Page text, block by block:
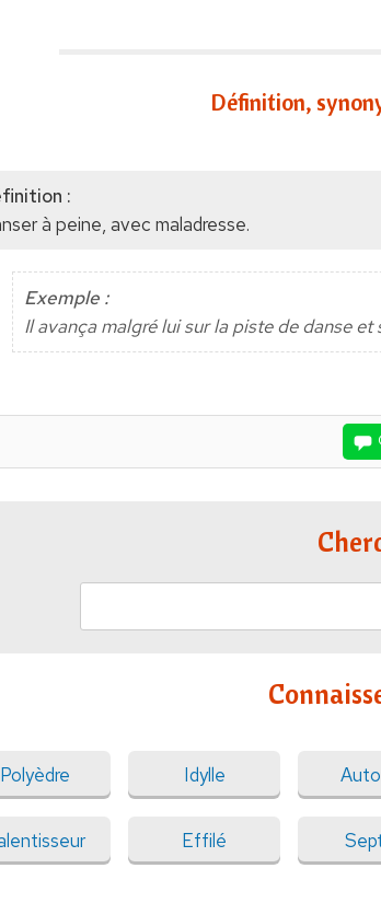
Définition,
:
à peine, avec maladresse.
Exemple :
Il avança malgré lui sur la piste de danse
Polyèdre Idylle
Effilé